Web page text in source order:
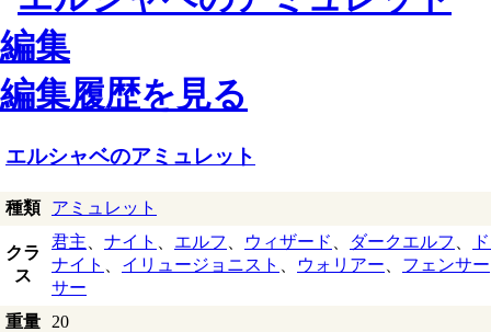
編集履歴を見る
エルシャベのアミュレット
種類 アミュレット
クラ
ス
君主 ナイト エルフ ウィザード ダークエルフ
ナイト
イリュージョニスト ウォリアー フェンサー
サー
重量
20